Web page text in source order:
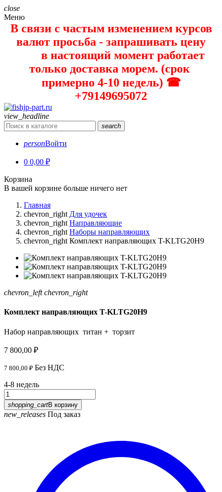
close
Меню
В связи с частым изменением курсов
валют просьба - запрашивать цену
в настоящий момент работает
только доставка морем. (срок
примерно 4-10 недель) ☎
+79149695072
view_headline
search
personВойти
0 0,00 ₽
Корзина
В вашей корзине больше ничего нет
Главная
chevron_right Для удочек
chevron_right Направляющие
chevron_right Наборы направляющих
chevron_right Комплект направляющих T-KLTG20H9
chevron_left chevron_right
Комплект направляющих T-KLTG20H9
Набор направляющих титан + торзит
7 800,00 ₽
7 800,00 ₽ Без НДС
4-8 недель
shopping_cartВ корзину
new_releases Под заказ